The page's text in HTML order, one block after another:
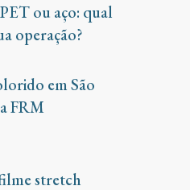
ou aço: qual
operação?
em São
FRM
stretch